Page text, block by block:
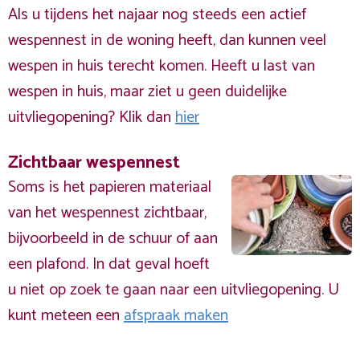
Als u tijdens het najaar nog steeds een actief
wespennest in de woning heeft, dan kunnen veel
wespen in huis terecht komen. Heeft u last van
wespen in huis, maar ziet u geen duidelijke
uitvliegopening? Klik danhier
Zichtbaar wespennest
Soms is het papieren materiaal
van het wespennest zichtbaar,
bijvoorbeeld in de schuur of aan
een plafond. In dat geval hoeft
u niet op zoek te gaan naar een uitvliegopening. U
kunt meteen eenafspraak maken